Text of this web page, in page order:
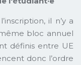
il n’y a
bloc annuel
définis entre UE
donc l’ordre